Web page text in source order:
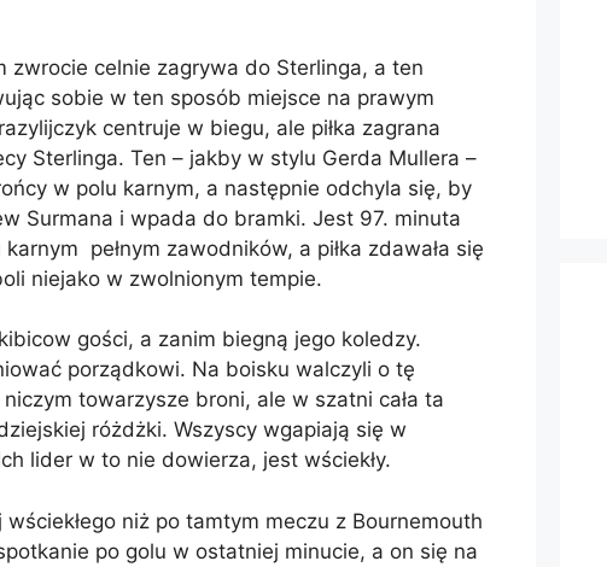
zwrocie celnie zagrywa do Sterlinga, a ten
sobie w ten sposób miejsce na prawym
centruje w biegu, ale piłka zagrana
Sterlinga. Ten – jakby w stylu Gerda Mullera –
w polu karnym, a następnie odchyla się, by
Surmana i wpada do bramki. Jest 97. minuta
pełnym zawodników, a piłka zdawała się
niejako w zwolnionym tempie.
gości, a zanim biegną jego koledzy.
porządkowi. Na boisku walczyli o tę
towarzysze broni, ale w szatni cała ta
różdżki. Wszyscy wgapiają się w
lider w to nie dowierza, jest wściekły.
niż po tamtym meczu z Bournemouth
po golu w ostatniej minucie, a on się na